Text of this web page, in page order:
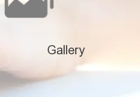
Gallery